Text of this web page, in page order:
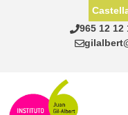
965 12 12